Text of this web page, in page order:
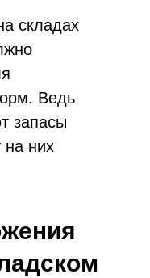
складах
Ведь
запасы
на них